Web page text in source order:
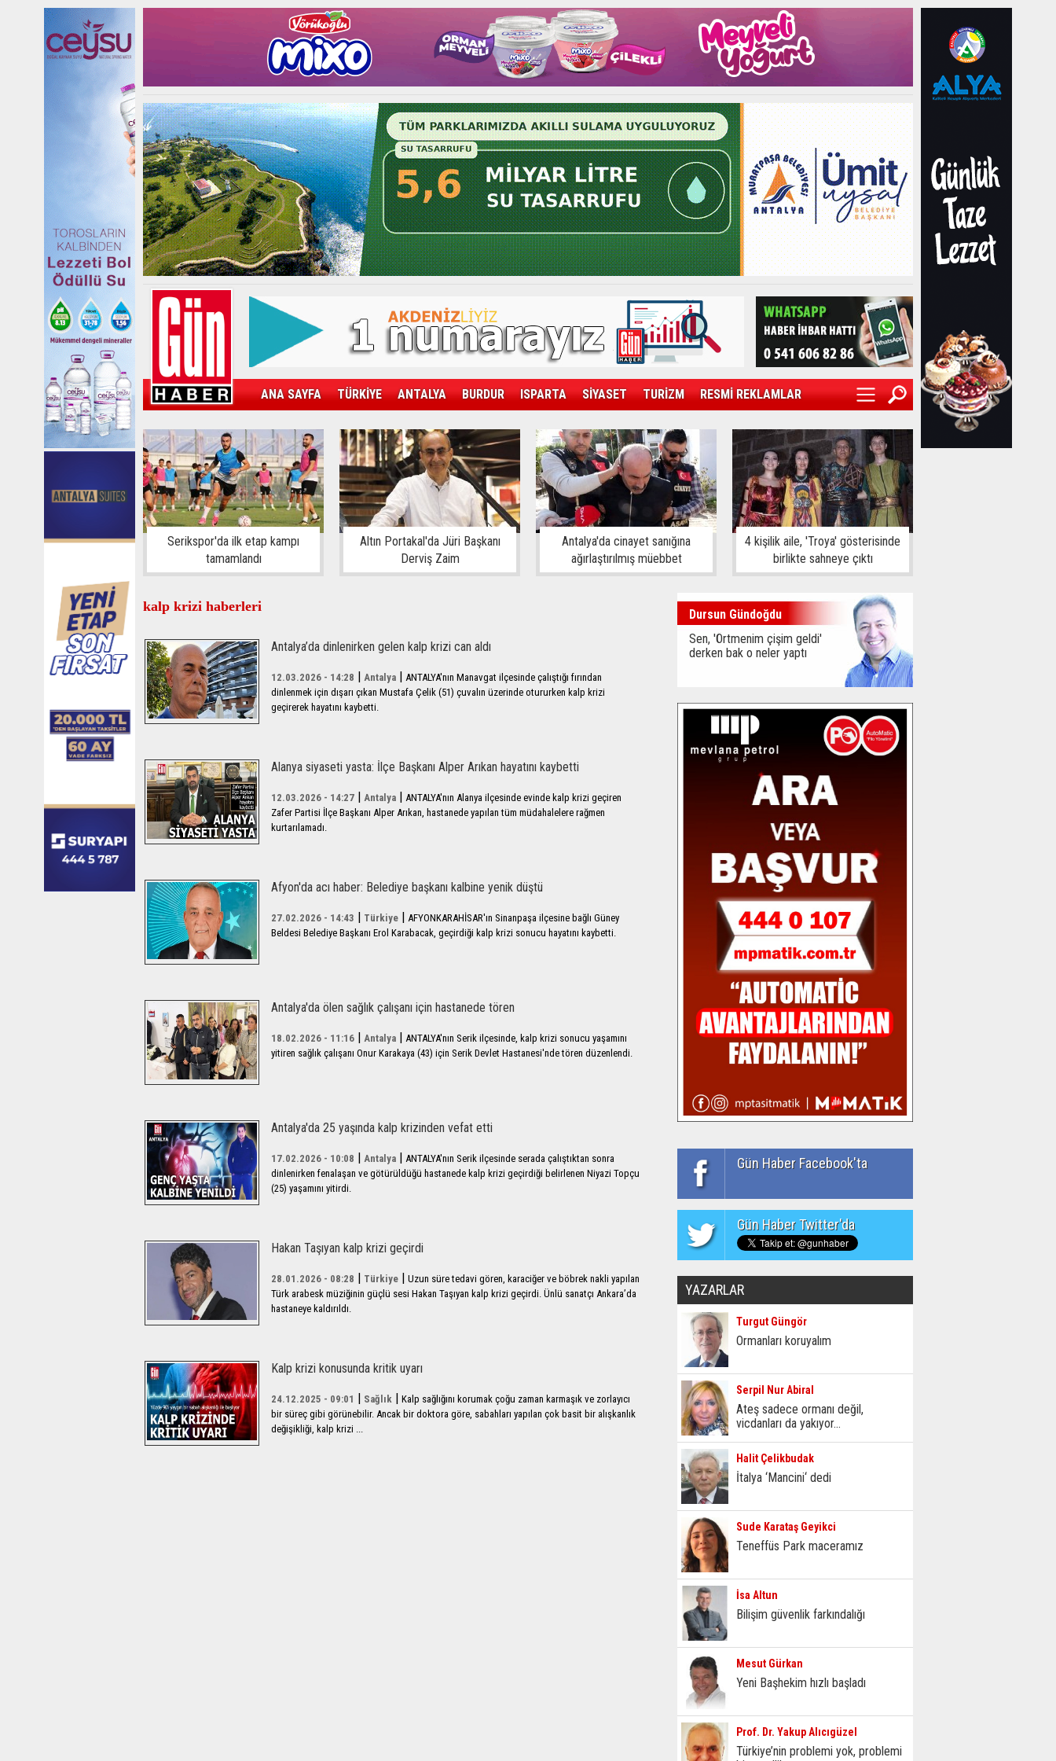
ANA SAYFA TÜRKİYE ANTALYA BURDUR ISPARTA SİYASET TURİZM RESMİ REKLAMLAR
KAMPÜS SPOR GÜN'ÜN ÜRÜNÜ SAĞLIK EKONOMİ DÜNYA
Serikspor'da ilk etap kampı
tamamlandı
Altın Portakal'da Jüri Başkanı
Derviş Zaim
Antalya'da cinayet sanığına
ağırlaştırılmış müebbet
4 kişilik aile, 'Troya' gösterisinde
birlikte sahneye çıktı
kalp krizi haberleri
Antalya’da dinlenirken gelen kalp krizi can aldı
12.03.2026 - 14:28 | Antalya | ANTALYA'nın Manavgat ilçesinde çalıştığı fırından
dinlenmek için dışarı çıkan Mustafa Çelik (51) çuvalın üzerinde otururken kalp krizi
geçirerek hayatını kaybetti.
Alanya siyaseti yasta: İlçe Başkanı Alper Arıkan hayatını kaybetti
12.03.2026 - 14:27 | Antalya | ANTALYA'nın Alanya ilçesinde evinde kalp krizi geçiren
Zafer Partisi İlçe Başkanı Alper Arıkan, hastanede yapılan tüm müdahalelere rağmen
kurtarılamadı.
Afyon'da acı haber: Belediye başkanı kalbine yenik düştü
27.02.2026 - 14:43 | Türkiye | AFYONKARAHİSAR'ın Sinanpaşa ilçesine bağlı Güney
Beldesi Belediye Başkanı Erol Karabacak, geçirdiği kalp krizi sonucu hayatını kaybetti.
Antalya'da ölen sağlık çalışanı için hastanede tören
18.02.2026 - 11:16 | Antalya | ANTALYA'nın Serik ilçesinde, kalp krizi sonucu yaşamını
yitiren sağlık çalışanı Onur Karakaya (43) için Serik Devlet Hastanesi'nde tören düzenlendi.
Antalya'da 25 yaşında kalp krizinden vefat etti
17.02.2026 - 10:08 | Antalya | ANTALYA'nın Serik ilçesinde serada çalıştıktan sonra
dinlenirken fenalaşan ve götürüldüğü hastanede kalp krizi geçirdiği belirlenen Niyazi Topçu
(25) yaşamını yitirdi.
Hakan Taşıyan kalp krizi geçirdi
28.01.2026 - 08:28 | Türkiye | Uzun süre tedavi gören, karaciğer ve böbrek nakli yapılan
Türk arabesk müziğinin güçlü sesi Hakan Taşıyan kalp krizi geçirdi. Ünlü sanatçı Ankara’da
hastaneye kaldırıldı.
Kalp krizi konusunda kritik uyarı
24.12.2025 - 09:01 | Sağlık | Kalp sağlığını korumak çoğu zaman karmaşık ve zorlayıcı
bir süreç gibi görünebilir. Ancak bir doktora göre, sabahları yapılan çok basit bir alışkanlık
değişikliği, kalp krizi ...
Dursun Gündoğdu
Sen, 'Örtmenim çişim geldi'
derken bak o neler yaptı
Gün Haber Facebook'ta
Gün Haber Twitter'da
YAZARLAR
Turgut Güngör
Ormanları koruyalım
Serpil Nur Abiral
Ateş sadece ormanı değil,
vicdanları da yakıyor...
Halit Çelikbudak
İtalya ‘Mancini‘ dedi
Sude Karataş Geyikci
Teneffüs Park maceramız
İsa Altun
Bilişim güvenlik farkındalığı
Mesut Gürkan
Yeni Başhekim hızlı başladı
Prof. Dr. Yakup Alıcıgüzel
Türkiye’nin problemi yok, problemi